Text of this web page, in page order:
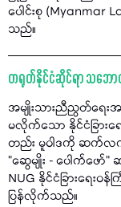
ပေါင်းစု
သည်။
တရုတ်နိုင်ငံဆိုင်ရာ သဘော
အမျိုးသားညီညွတ်ရေ
မလိုက်သော နိုင်ငံခြား
တည်း မူဝါဒကို ဆက်လက်
"ဆွေမျိုး - ပေါက်ဖေ
NUG နိုင်ငံခြားရေး
ပြန်လိုက်သည်။